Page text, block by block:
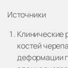
Источники
Клинические
костей
деформации